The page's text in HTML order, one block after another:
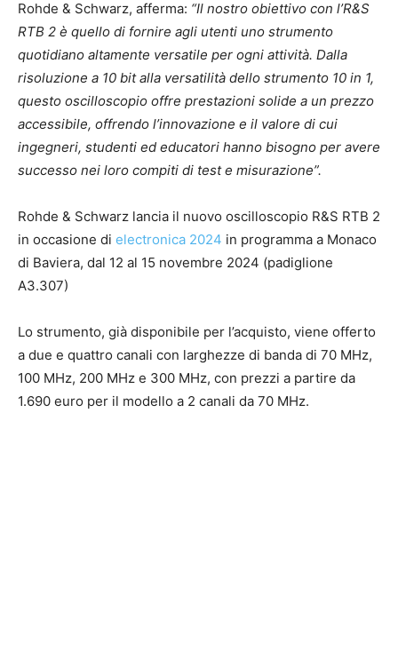
Rohde & Schwarz, afferma: “Il nostro obiettivo con l’R&S
RTB 2 è quello di fornire agli utenti uno strumento
quotidiano altamente versatile per ogni attività. Dalla
risoluzione a 10 bit alla versatilità dello strumento 10 in 1,
questo oscilloscopio offre prestazioni solide a un prezzo
accessibile, offrendo l’innovazione e il valore di cui
ingegneri, studenti ed educatori hanno bisogno per avere
successo nei loro compiti di test e misurazione”.
Rohde & Schwarz lancia il nuovo oscilloscopio R&S RTB 2
in occasione di electronica 2024 in programma a Monaco
di Baviera, dal 12 al 15 novembre 2024 (padiglione
A3.307)
Lo strumento, già disponibile per l’acquisto, viene offerto
a due e quattro canali con larghezze di banda di 70 MHz,
100 MHz, 200 MHz e 300 MHz, con prezzi a partire da
1.690 euro per il modello a 2 canali da 70 MHz.